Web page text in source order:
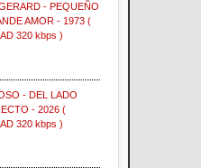
- PEQUEÑO
AMOR - 1973 (
320 kbps )
- DEL LADO
- 2026 (
320 kbps )